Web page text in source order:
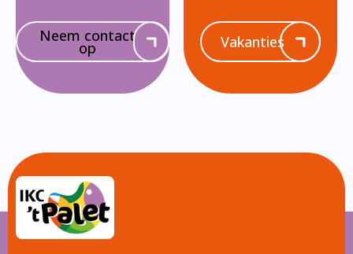
Neem contact
op Vakanties